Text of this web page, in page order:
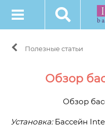
Полезные статьи
Обзор
Обзор
Установка:Бассейн